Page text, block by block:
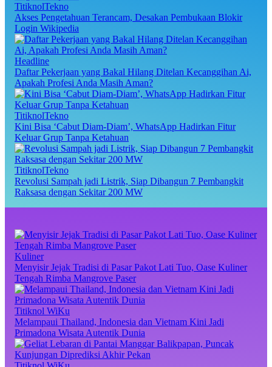
TitiknolTekno
Akses Pengetahuan Terancam, Desakan Pembukaan Blokir
Login Wikipedia
Headline
Daftar Pekerjaan yang Bakal Hilang Ditelan Kecanggihan Ai,
Apakah Profesi Anda Masih Aman?
TitiknolTekno
Kini Bisa ‘Cabut Diam-Diam’, WhatsApp Hadirkan Fitur
Keluar Grup Tanpa Ketahuan
TitiknolTekno
Revolusi Sampah jadi Listrik, Siap Dibangun 7 Pembangkit
Raksasa dengan Sekitar 200 MW
Kuliner
Menyisir Jejak Tradisi di Pasar Pakot Lati Tuo, Oase Kuliner
Tengah Rimba Mangrove Paser
Titiknol WiKu
Melampaui Thailand, Indonesia dan Vietnam Kini Jadi
Primadona Wisata Autentik Dunia